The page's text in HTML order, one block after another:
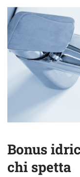
Bonus
chi spetta